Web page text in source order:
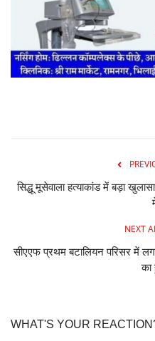
सिद्धू मूसेवाला हत्याकांड में बड़ा
NEXT
सीएएफ प्रथम बटालियन परिसर में
WHAT'S YOUR